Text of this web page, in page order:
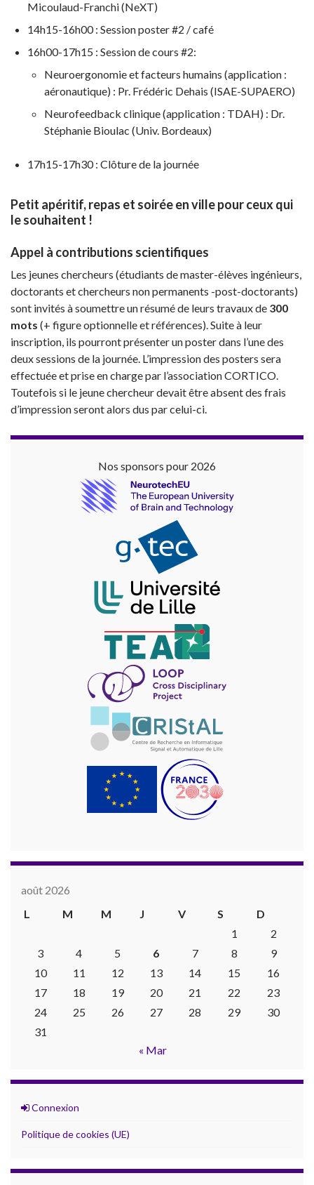
Micoulaud-Franchi (NeXT)
14h15-16h00 : Session poster #2 / café
16h00-17h15 : Session de cours #2:
Neuroergonomie et facteurs humains (application :
aéronautique) : Pr. Frédéric Dehais (ISAE-SUPAERO)
Neurofeedback clinique (application : TDAH) : Dr.
Stéphanie Bioulac (Univ. Bordeaux)
17h15-17h30 : Clôture de la journée
Petit apéritif, repas et soirée en ville pour ceux qui
le souhaitent !
Appel à contributions scientifiques
Les jeunes chercheurs (étudiants de master-élèves ingénieurs,
doctorants et chercheurs non permanents -post-doctorants)
sont invités à soumettre un résumé de leurs travaux de 300
mots (+ figure optionnelle et références). Suite à leur
inscription, ils pourront présenter un poster dans l’une des
deux sessions de la journée. L’impression des posters sera
effectuée et prise en charge par l’association CORTICO.
Toutefois si le jeune chercheur devait être absent des frais
d’impression seront alors dus par celui-ci.
Nos sponsors pour 2026
août 2026
L
M M J V S
D
1
2
3
4 5 6 7 8
9
10
11 12 13 14 15
16
17
18 19 20 21 22
23
24
25 26 27 28 29
30
31
« Mar
Connexion
Politique de cookies (UE)